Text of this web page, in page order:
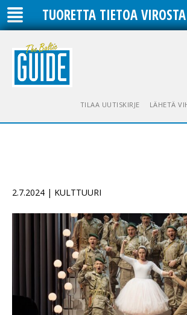
TUORETTA TIETOA VIROSTA
TILAA UUTISKIRJE LÄHETÄ
2.7.2024 | KULTTUURI